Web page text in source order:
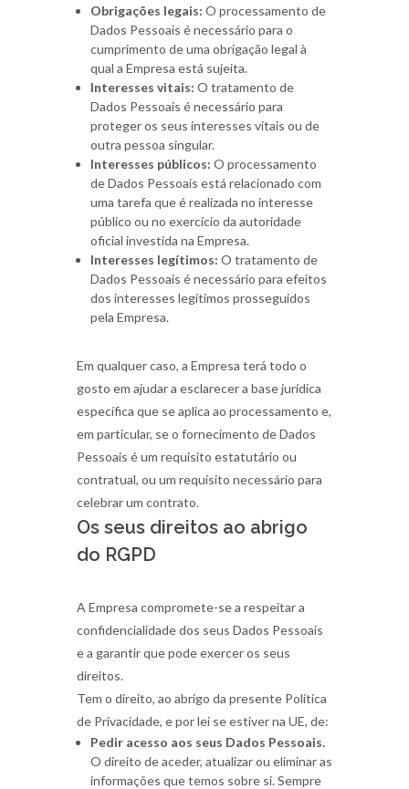
Obrigações legais: O processamento de
Dados Pessoais é necessário para o
cumprimento de uma obrigação legal à
qual a Empresa está sujeita.
Interesses vitais: O tratamento de
Dados Pessoais é necessário para
proteger os seus interesses vitais ou de
outra pessoa singular.
Interesses públicos: O processamento
de Dados Pessoais está relacionado com
uma tarefa que é realizada no interesse
público ou no exercício da autoridade
oficial investida na Empresa.
Interesses legítimos: O tratamento de
Dados Pessoais é necessário para efeitos
dos interesses legítimos prosseguidos
pela Empresa.
Em qualquer caso, a Empresa terá todo o
gosto em ajudar a esclarecer a base jurídica
específica que se aplica ao processamento e,
em particular, se o fornecimento de Dados
Pessoais é um requisito estatutário ou
contratual, ou um requisito necessário para
celebrar um contrato.
Os seus direitos ao abrigo
do RGPD
A Empresa compromete-se a respeitar a
confidencialidade dos seus Dados Pessoais
e a garantir que pode exercer os seus
direitos.
Tem o direito, ao abrigo da presente Política
de Privacidade, e por lei se estiver na UE, de:
Pedir acesso aos seus Dados Pessoais.
O direito de aceder, atualizar ou eliminar as
informações que temos sobre si. Sempre